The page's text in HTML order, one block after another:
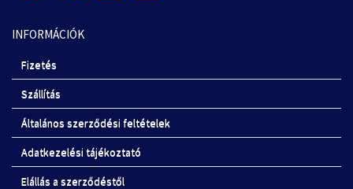
INFORMÁCIÓK
Fizetés
Szállítás
Általános szerződési feltételek
Adatkezelési tájékoztató
Elállás a szerződéstől